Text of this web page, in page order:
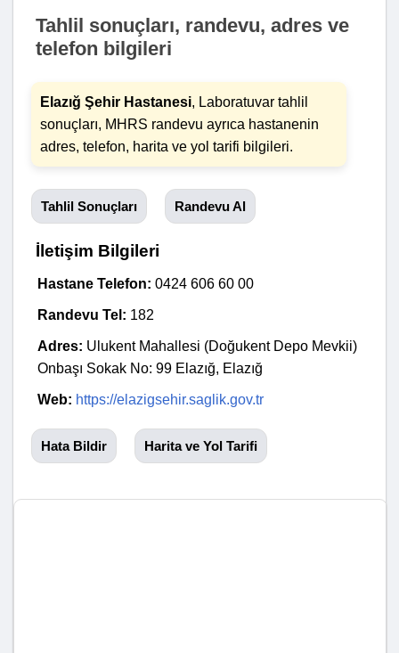
Tahlil sonuçları, randevu, adres ve
telefon bilgileri
Elazığ Şehir Hastanesi, Laboratuvar tahlil
sonuçları, MHRS randevu ayrıca hastanenin
adres, telefon, harita ve yol tarifi bilgileri.
Tahlil Sonuçları Randevu Al
İletişim Bilgileri
Hastane Telefon:0424 606 60 00
Randevu Tel: 182
Adres: Ulukent Mahallesi (Doğukent Depo Mevkii)
Onbaşı Sokak No: 99 Elazığ, Elazığ
Web: https://elazigsehir.saglik.gov.tr
Hata Bildir Harita ve Yol Tarifi